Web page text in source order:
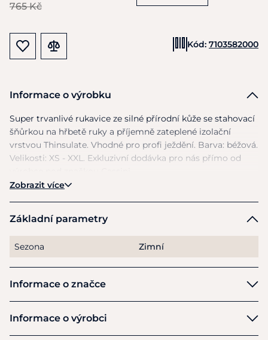
765 Kč
Kód: 7103582000
Informace o výrobku
Super trvanlivé rukavice ze silné přírodní kůže se stahovací
šňůrkou na hřbetě ruky a příjemně zateplené izolační
vrstvou Thinsulate. Vhodné pro profi ježdění. Barva: béžová.
Velikosti: XS - XXL. Exkluzivní dodávka pro nás přímo od
Zobrazit více
Základní parametry
Sezona Zimní
Informace o značce
Informace o výrobci